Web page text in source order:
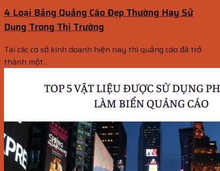
4 Loại Bảng Quảng Cáo Đẹp Thường Hay Sử
Dụng Trong Thị Trường
Tại các cơ sở kinh doanh hiện nay thì quảng cáo đã trở
thành một...